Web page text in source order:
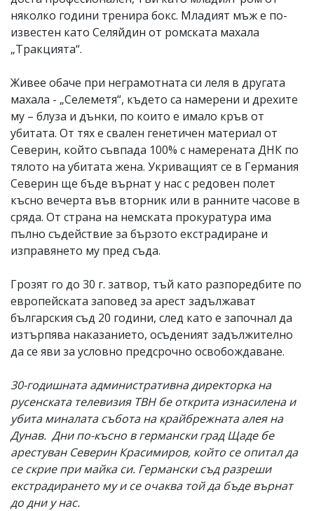
няколко години тренира бокс. Младият мъж е по-
известен като Селяйдин от ромската махала
„Тракцията“.
Живее обаче при неграмотната си леля в другата
махала - „Селеметя“, където са намерени и дрехите
му – блуза и дънки, по които е имало кръв от
убитата. От тях е свален генетичен материал от
Северин, който съвпада 100% с намерената ДНК по
тялото на убитата жена. Укриващият се в Германия
Северин ще бъде върнат у нас с редовен полет
късно вечерта във вторник или в ранните часове в
сряда. От страна на немската прокуратура има
пълно съдействие за бързото екстрадиране и
изправянето му пред съда.
Грозят го до 30 г. затвор, тъй като разпоредбите по
европейската заповед за арест задължават
българския съд 20 години, след като е започнал да
изтърпява наказанието, осъденият задължително
да се яви за условно предсрочно освобождаване.
30-годишната административна директорка на
русенската телевизия ТВН бе открита изнасилена и
убита миналата събота на крайбрежната алея на
Дунав. Дни по-късно в германски град Щаде бе
арестуван Северин Красимиров, който се опитал да
се скрие при майка си. Германски съд разреши
екстрадирането му и се очаква той да бъде върнат
до дни у нас.